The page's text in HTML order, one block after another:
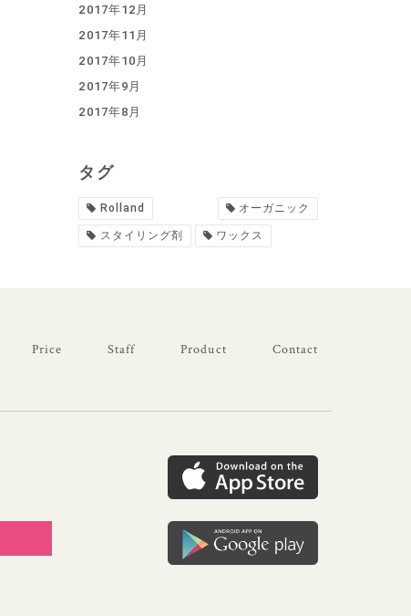
2017年12月
2017年11月
2017年10月
2017年9月
2017年8月
タグ
Rolland オーガニック
スタイリング剤 ワックス
Price Staff Product Contact